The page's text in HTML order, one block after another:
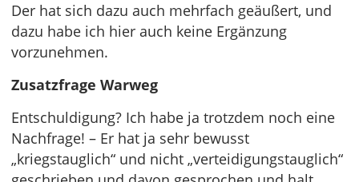
Der hat sich dazu auch mehrfach geäußert, und
dazu habe ich hier auch keine Ergänzung
vorzunehmen.
Zusatzfrage Warweg
Entschuldigung? Ich habe ja trotzdem noch eine
Nachfrage! – Er hat ja sehr bewusst
„kriegstauglich“ und nicht „verteidigungstauglich“